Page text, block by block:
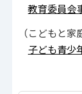
教育委員会
（こどもと
子ども青少